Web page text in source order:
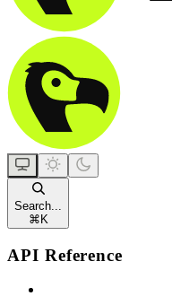
Search...
⌘ K
API Reference